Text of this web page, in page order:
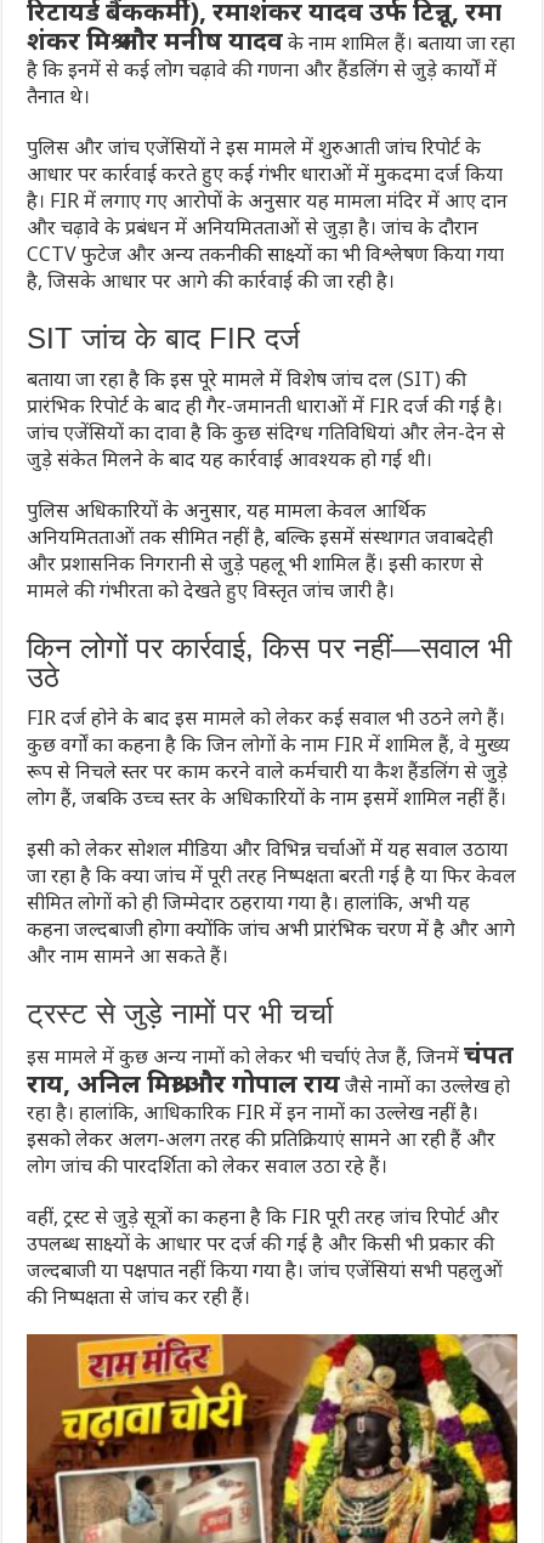
रिटायर्ड बैंककर्मी), रमाशंकर यादव उर्फ टिन्नू, रमा
शंकर मिश्र और मनीष यादवके नाम शामिल हैं। बताया जा रहा
है कि इनमें से कई लोग चढ़ावे की गणना और हैंडलिंग से जुड़े कार्यों में
तैनात थे।
पुलिस और जांच एजेंसियों ने इस मामले में शुरुआती जांच रिपोर्ट के
आधार पर कार्रवाई करते हुए कई गंभीर धाराओं में मुकदमा दर्ज किया
है। FIR में लगाए गए आरोपों के अनुसार यह मामला मंदिर में आए दान
और चढ़ावे के प्रबंधन में अनियमितताओं से जुड़ा है। जांच के दौरान
CCTV फुटेज और अन्य तकनीकी साक्ष्यों का भी विश्लेषण किया गया
है, जिसके आधार पर आगे की कार्रवाई की जा रही है।
SIT जांच के बाद FIR दर्ज
बताया जा रहा है कि इस पूरे मामले में विशेष जांच दल (SIT) की
प्रारंभिक रिपोर्ट के बाद ही गैर-जमानती धाराओं में FIR दर्ज की गई है।
जांच एजेंसियों का दावा है कि कुछ संदिग्ध गतिविधियां और लेन-देन से
जुड़े संकेत मिलने के बाद यह कार्रवाई आवश्यक हो गई थी।
पुलिस अधिकारियों के अनुसार, यह मामला केवल आर्थिक
अनियमितताओं तक सीमित नहीं है, बल्कि इसमें संस्थागत जवाबदेही
और प्रशासनिक निगरानी से जुड़े पहलू भी शामिल हैं। इसी कारण से
मामले की गंभीरता को देखते हुए विस्तृत जांच जारी है।
किन लोगों पर कार्रवाई, किस पर नहीं—सवाल भी
उठे
FIR दर्ज होने के बाद इस मामले को लेकर कई सवाल भी उठने लगे हैं।
कुछ वर्गों का कहना है कि जिन लोगों के नाम FIR में शामिल हैं, वे मुख्य
रूप से निचले स्तर पर काम करने वाले कर्मचारी या कैश हैंडलिंग से जुड़े
लोग हैं, जबकि उच्च स्तर के अधिकारियों के नाम इसमें शामिल नहीं हैं।
इसी को लेकर सोशल मीडिया और विभिन्न चर्चाओं में यह सवाल उठाया
जा रहा है कि क्या जांच में पूरी तरह निष्पक्षता बरती गई है या फिर केवल
सीमित लोगों को ही जिम्मेदार ठहराया गया है। हालांकि, अभी यह
कहना जल्दबाजी होगा क्योंकि जांच अभी प्रारंभिक चरण में है और आगे
और नाम सामने आ सकते हैं।
ट्रस्ट से जुड़े नामों पर भी चर्चा
इस मामले में कुछ अन्य नामों को लेकर भी चर्चाएं तेज हैं, जिनमेंचंपत
राय, अनिल मिश्रा और गोपाल रायजैसे नामों का उल्लेख हो
रहा है। हालांकि, आधिकारिक FIR में इन नामों का उल्लेख नहीं है।
इसको लेकर अलग-अलग तरह की प्रतिक्रियाएं सामने आ रही हैं और
लोग जांच की पारदर्शिता को लेकर सवाल उठा रहे हैं।
वहीं, ट्रस्ट से जुड़े सूत्रों का कहना है कि FIR पूरी तरह जांच रिपोर्ट और
उपलब्ध साक्ष्यों के आधार पर दर्ज की गई है और किसी भी प्रकार की
जल्दबाजी या पक्षपात नहीं किया गया है। जांच एजेंसियां सभी पहलुओं
की निष्पक्षता से जांच कर रही हैं।